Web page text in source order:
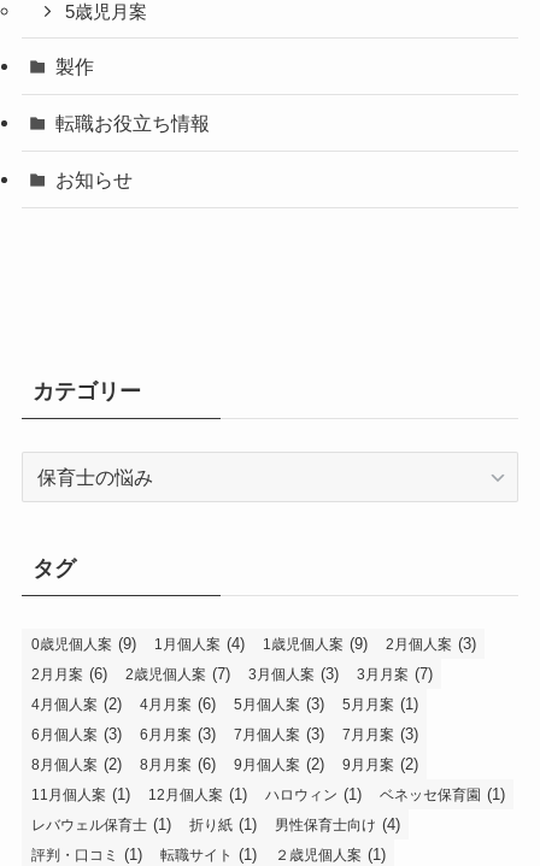
5歳児月案
製作
転職お役立ち情報
お知らせ
カテゴリー
ー
タグ
0歳児個人案 (9) 1月個人案 (4) 1歳児個人案 (9) 2月個人案 (3)
2月月案 (6) 2歳児個人案 (7) 3月個人案 (3) 3月月案 (7)
4月個人案 (2) 4月月案 (6) 5月個人案 (3) 5月月案 (1)
6月個人案 (3) 6月月案 (3) 7月個人案 (3) 7月月案 (3)
8月個人案 (2) 8月月案 (6) 9月個人案 (2) 9月月案 (2)
11月個人案 (1) 12月個人案 (1) ハロウィン (1) ベネッセ保育園 (1)
レバウェル保育士 (1) 折り紙 (1) 男性保育士向け (4)
評判・口コミ (1) 転職サイト (1) ２歳児個人案 (1)